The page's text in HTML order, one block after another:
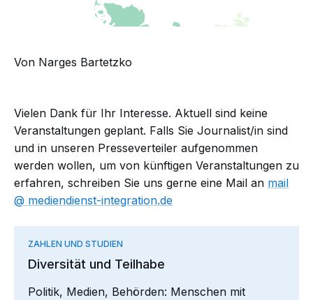
Von Narges Bartetzko
Vielen Dank für Ihr Interesse. Aktuell sind keine
Veranstaltungen geplant. Falls Sie Journalist/in sind
und in unseren Presseverteiler aufgenommen
werden wollen, um von künftigen Veranstaltungen zu
erfahren, schreiben Sie uns gerne eine Mail an mail​
mediendienst-integration.de
ZAHLEN UND STUDIEN
Diversität und Teilhabe
Politik, Medien, Behörden: Menschen mit